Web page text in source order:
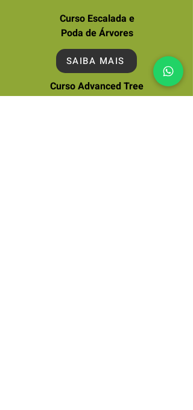
Curso Escalada e
Poda de Árvores
SAIBA MAIS
Curso Advanced Tree
Climbing